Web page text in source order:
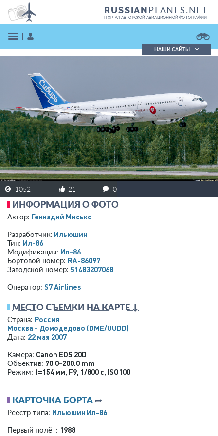
RUSSIANPLANES.NET
ПОРТАЛ АВТОРСКОЙ АВИАЦИОННОЙ ФОТОГРАФИИ
ВОЙТИ
ЗАРЕГИСТРИРОВАТЬСЯ
НАШИ САЙТЫ
1052 21 0
ИНФОРМАЦИЯ О ФОТО
Автор: Геннадий Мисько
Разработчик: Ильюшин
Тип: Ил-86
Модификация: Ил-86
Бортовой номер: RA-86097
Заводской номер: 51483207068
Оператор: S7 Airlines
МЕСТО СЪЕМКИ НА КАРТЕ ↓
Страна: Россия
Москва - Домодедово (DME/UUDD)
Дата: 22 мая 2007
Камера: Canon EOS 20D
Объектив: 70.0-200.0 mm
Режим: f=154 мм, F9, 1/800 с, ISO100
КАРТОЧКА БОРТА ➦
Реестр типа: Ильюшин Ил-86
Первый полёт: 1988